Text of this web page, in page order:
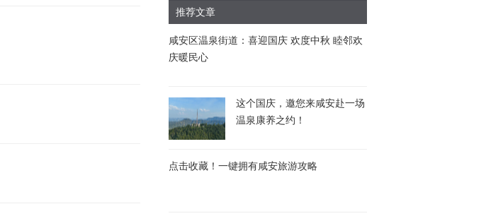
推荐文章
咸安区温泉街道：喜迎国庆 欢度中秋 睦邻欢
庆暖民心
这个国庆，邀您来咸安赴一场
温泉康养之约！
点击收藏！一键拥有咸安旅游攻略